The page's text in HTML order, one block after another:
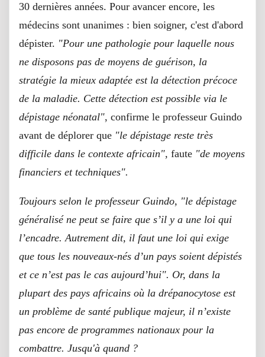
30 dernières années. Pour avancer encore, les
médecins sont unanimes : bien soigner, c'est d'abord
dépister. "Pour une pathologie pour laquelle nous
ne disposons pas de moyens de guérison, la
stratégie la mieux adaptée est la détection précoce
de la maladie. Cette détection est possible via le
dépistage néonatal", confirme le professeur Guindo
avant de déplorer que "le dépistage reste très
difficile dans le contexte africain", faute "de moyens
financiers et techniques".
Toujours selon le professeur Guindo, "le dépistage
généralisé ne peut se faire que s’il y a une loi qui
l’encadre. Autrement dit, il faut une loi qui exige
que tous les nouveaux-nés d’un pays soient dépistés
et ce n’est pas le cas aujourd’hui". Or, dans la
plupart des pays africains où la drépanocytose est
un problème de santé publique majeur, il n’existe
pas encore de programmes nationaux pour la
combattre. Jusqu'à quand ?